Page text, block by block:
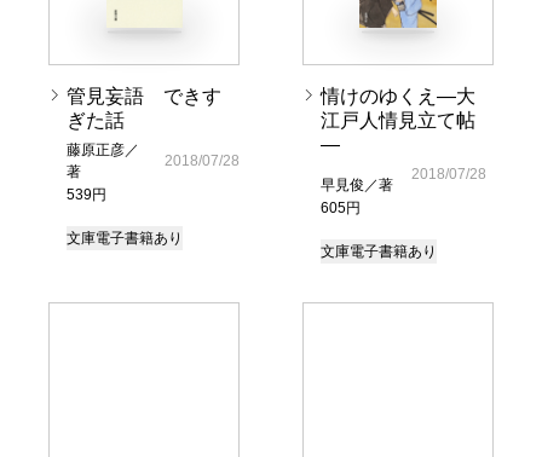
管見妄語 できす
ぎた話
藤原正彦／
著
539円
2018/07/28
文庫電子書籍あり
情けのゆくえ―大
江戸人情見立て帖
―
早見俊／著
605円
2018/07/28
文庫電子書籍あり